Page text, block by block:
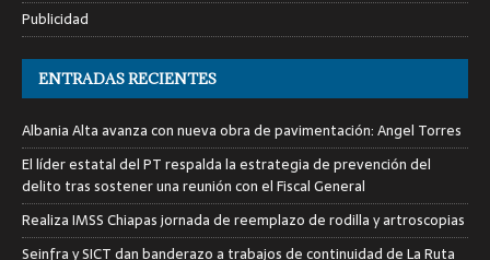
Publicidad
ENTRADAS RECIENTES
Albania Alta avanza con nueva obra de pavimentación: Angel Torres
El líder estatal del PT respalda la estrategia de prevención del
delito tras sostener una reunión con el Fiscal General
Realiza IMSS Chiapas jornada de reemplazo de rodilla y artroscopias
Seinfra y SICT dan banderazo a trabajos de continuidad de La Ruta